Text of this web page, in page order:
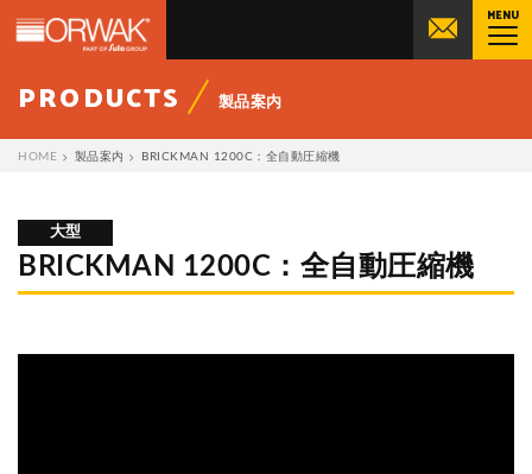
MENU
オーワックジャパン株式会社 |
PRODUCTS 製品案内
HOME 製品案内 BRICKMAN 1200C：全自動圧縮機
大型
BRICKMAN 1200C：全自動圧縮機